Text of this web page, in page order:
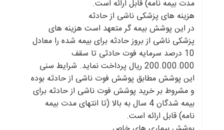
مدت بیمه نامه) قابل ارائه است.
هزینه های پزشکی ناشی از حادثه
در این پوشش بیمه گر متعهد است هزینه های
پزشکی ناشی از بروز حادثه برای بیمه شده را معادل
10 درصد سرمایه فوت حادثی تا سقف
200.000.000 ریال پرداخت نماید. شرایط سنی
این پوشش مطابق پوشش فوت ناشی از حادثه بوده
و مشروط بر خرید پوشش فوت ناشی از حادثه برای
بیمه شدگان 4 سال به بالا (تا انتهای مدت بیمه
نامه) قابل ارائه است.